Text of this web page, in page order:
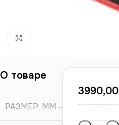
3990,00
О товаре
РАЗМЕР, ММ Д